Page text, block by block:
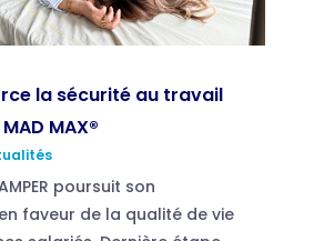
la sécurité au travail
MAX®
poursuit son
faveur de la qualité de vie